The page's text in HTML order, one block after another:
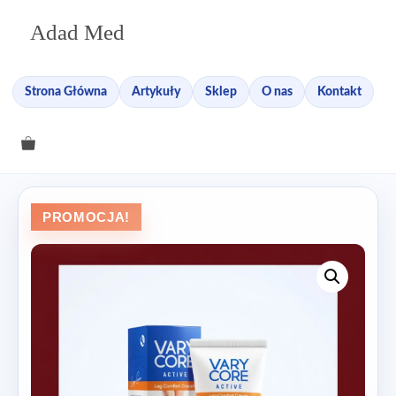
Adad Med
Strona Główna Artykuły Sklep O nas Kontakt
PROMOCJA!